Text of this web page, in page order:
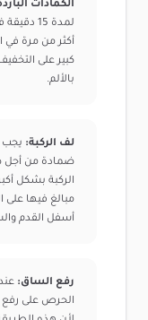
الكمادات
لمدة 15
أكثر من مرة في
كبير على
بالألم.
لف الركبة: يجب
ضمادة من أجل
الركبة بشكل
مبالغ فيها على
أسفل القدم
رفع الساق:
الحرص على